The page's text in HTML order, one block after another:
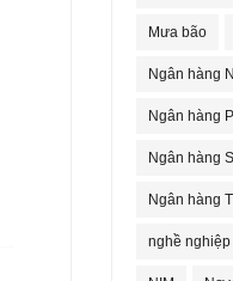
Mưa bão
Ngân hàng
Ngân hàng
Ngân hàng
Ngân hàng
nghề nghiệp